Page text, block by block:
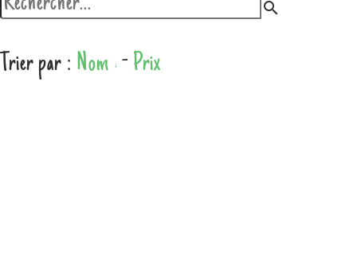
search
Trier par : Nom - Prix